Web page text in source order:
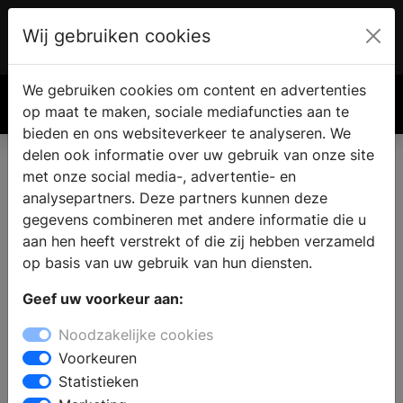
€ 0.00
Wij gebruiken cookies
We gebruiken cookies om content en advertenties
op maat te maken, sociale mediafuncties aan te
bieden en ons websiteverkeer te analyseren. We
delen ook informatie over uw gebruik van onze site
met onze social media-, advertentie- en
analysepartners. Deze partners kunnen deze
gegevens combineren met andere informatie die u
aan hen heeft verstrekt of die zij hebben verzameld
op basis van uw gebruik van hun diensten.
Geef uw voorkeur aan:
Noodzakelijke cookies
Voorkeuren
Statistieken